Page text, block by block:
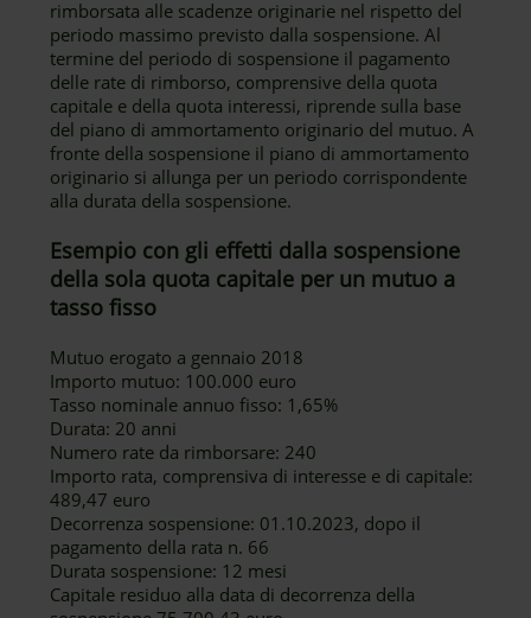
rimborsata alle scadenze originarie nel rispetto del
periodo massimo previsto dalla sospensione. Al
termine del periodo di sospensione il pagamento
delle rate di rimborso, comprensive della quota
capitale e della quota interessi, riprende sulla base
del piano di ammortamento originario del mutuo. A
fronte della sospensione il piano di ammortamento
originario si allunga per un periodo corrispondente
alla durata della sospensione.
Esempio con gli effetti dalla sospensione
della sola quota capitale per un mutuo a
tasso fisso
Mutuo erogato a gennaio 2018
Importo mutuo: 100.000 euro
Tasso nominale annuo fisso: 1,65%
Durata: 20 anni
Numero rate da rimborsare: 240
Importo rata, comprensiva di interesse e di capitale:
489,47 euro
Decorrenza sospensione: 01.10.2023, dopo il
pagamento della rata n. 66
Durata sospensione: 12 mesi
Capitale residuo alla data di decorrenza della